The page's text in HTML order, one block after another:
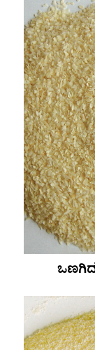
ಒಣಗಿದ